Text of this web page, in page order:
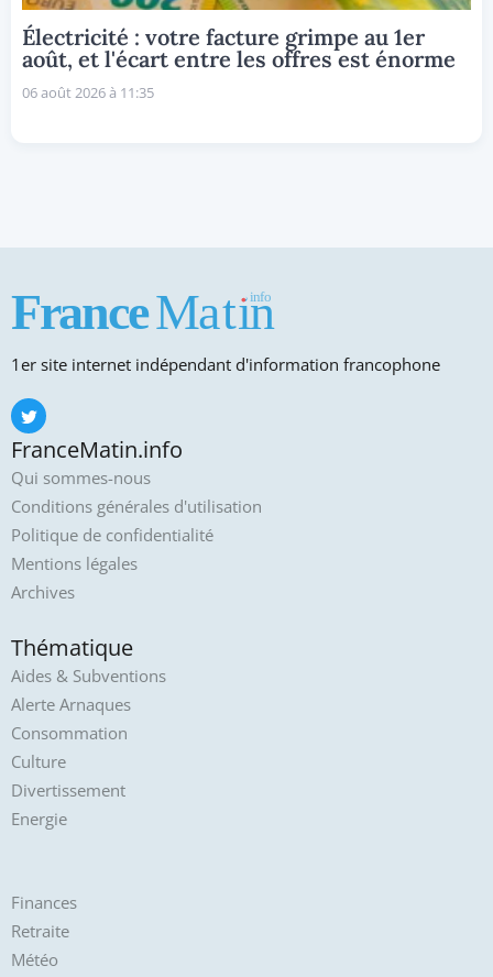
Électricité : votre facture grimpe au 1er
août, et l'écart entre les offres est énorme
06 août 2026 à 11:35
1er site internet indépendant d'information francophone
FranceMatin.info
Qui sommes-nous
Conditions générales d'utilisation
Politique de confidentialité
Mentions légales
Archives
Thématique
Aides & Subventions
Alerte Arnaques
Consommation
Culture
Divertissement
Energie
Finances
Retraite
Météo